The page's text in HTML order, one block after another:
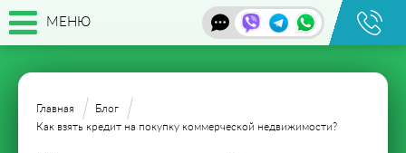
МЕНЮ
Главная
Блог
Как взять кредит на покупку коммерческой недвижимости?